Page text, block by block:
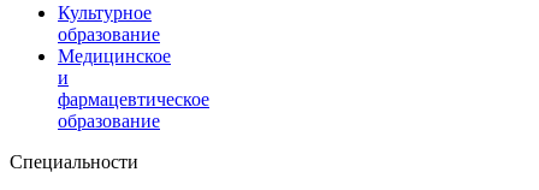
Культурное
образование
Медицинское
и
фармацевтическое
образование
Специальности